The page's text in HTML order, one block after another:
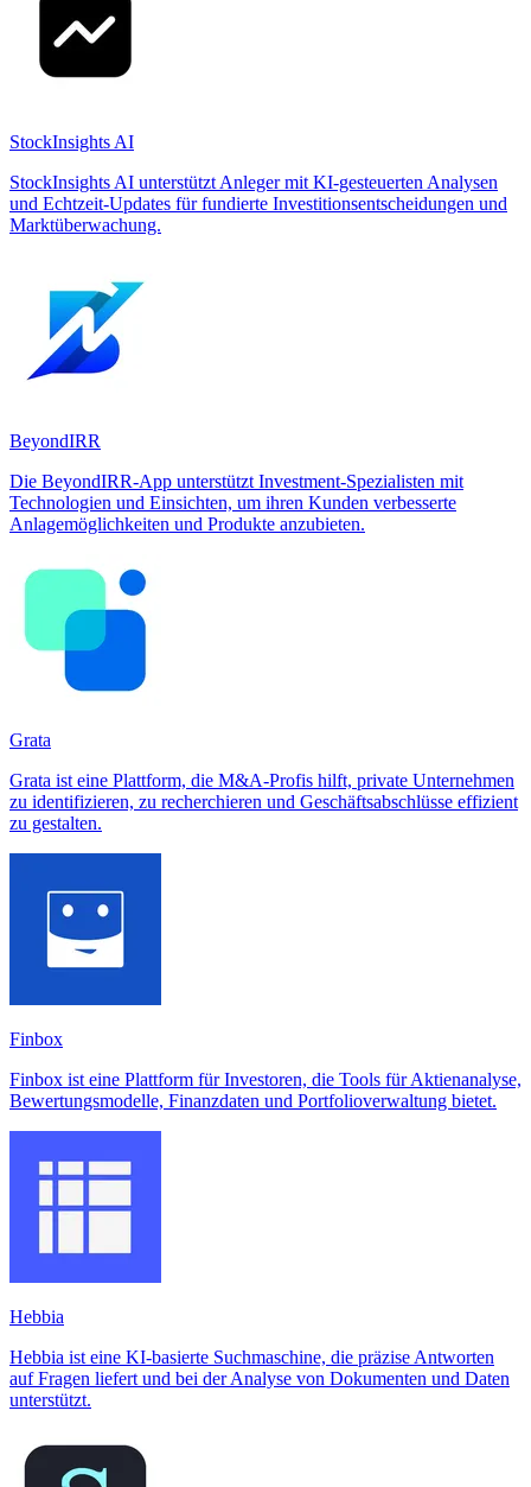
StockInsights AI
StockInsights AI unterstützt Anleger mit KI-gesteuerten Analysen
und Echtzeit-Updates für fundierte Investitionsentscheidungen und
Marktüberwachung.
BeyondIRR
Die BeyondIRR-App unterstützt Investment-Spezialisten mit
Technologien und Einsichten, um ihren Kunden verbesserte
Anlagemöglichkeiten und Produkte anzubieten.
Grata
Grata ist eine Plattform, die M&A-Profis hilft, private Unternehmen
zu identifizieren, zu recherchieren und Geschäftsabschlüsse effizient
zu gestalten.
Finbox
Finbox ist eine Plattform für Investoren, die Tools für Aktienanalyse,
Bewertungsmodelle, Finanzdaten und Portfolioverwaltung bietet.
Hebbia
Hebbia ist eine KI-basierte Suchmaschine, die präzise Antworten
auf Fragen liefert und bei der Analyse von Dokumenten und Daten
unterstützt.